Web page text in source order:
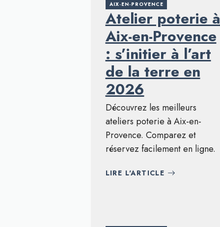
AIX-EN-PROVENCE
Atelier poterie à
Aix-en-Provence
: s’initier à l’art
de la terre en
2026
Découvrez les meilleurs
ateliers poterie à Aix-en-
Provence. Comparez et
réservez facilement en ligne.
LIRE L'ARTICLE